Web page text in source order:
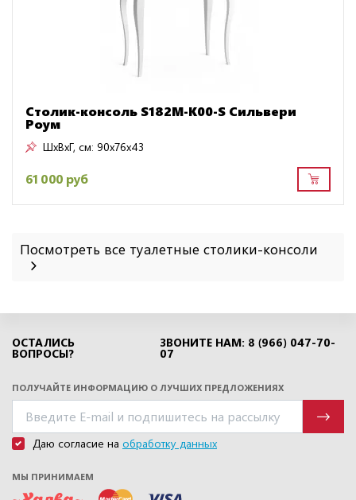
Столик-консоль S182M-K00-S Сильвери
Роум
ШxВxГ, см: 90x76x43
61 000 руб
Посмотреть все туалетные столики-консоли
ОСТАЛИСЬ
ВОПРОСЫ?
ЗВОНИТЕ НАМ: 8 (966) 047-70-
07
ПОЛУЧАЙТЕ ИНФОРМАЦИЮ О ЛУЧШИХ ПРЕДЛОЖЕНИЯХ
Даю согласие на обработку данных
МЫ ПРИНИМАЕМ